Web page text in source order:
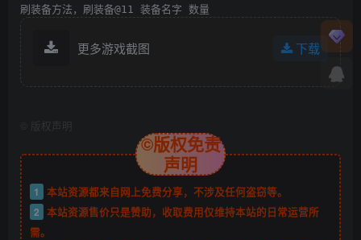
刷装备方法，刷装备@11 装备名字 数量
更多游戏截图 下载
版权声明
©版权免责
声明
1
本站资源都来自网上免费分享，不涉及任何盗窃等。
2 本站资源售价只是赞助，收取费用仅维持本站的日常运营所
需。